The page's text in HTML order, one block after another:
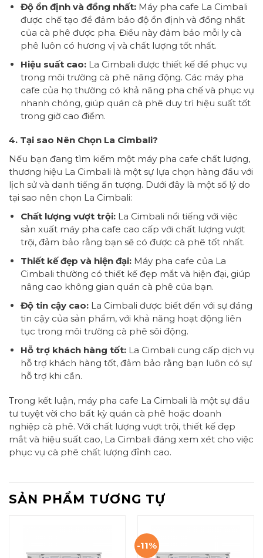
Độ ổn định và đồng nhất:Máy pha cafe La Cimbali
được chế tạo để đảm bảo độ ổn định và đồng nhất
của cà phê được pha. Điều này đảm bảo mỗi ly cà
phê luôn có hương vị và chất lượng tốt nhất.
Hiệu suất cao:La Cimbali được thiết kế để phục vụ
trong môi trường cà phê năng động. Các máy pha
cafe của họ thường có khả năng pha chế và phục vụ
nhanh chóng, giúp quán cà phê duy trì hiệu suất tốt
trong giờ cao điểm.
4. Tại sao Nên Chọn La Cimbali?
Nếu bạn đang tìm kiếm một máy pha cafe chất lượng,
thương hiệu La Cimbali là một sự lựa chọn hàng đầu với
lịch sử và danh tiếng ấn tượng. Dưới đây là một số lý do
tại sao nên chọn La Cimbali:
Chất lượng vượt trội:La Cimbali nổi tiếng với việc
sản xuất máy pha cafe cao cấp với chất lượng vượt
trội, đảm bảo rằng bạn sẽ có được cà phê tốt nhất.
Thiết kế đẹp và hiện đại:Máy pha cafe của La
Cimbali thường có thiết kế đẹp mắt và hiện đại, giúp
nâng cao không gian quán cà phê của bạn.
Độ tin cậy cao:La Cimbali được biết đến với sự đáng
tin cậy của sản phẩm, với khả năng hoạt động liên
tục trong môi trường cà phê sôi động.
Hỗ trợ khách hàng tốt:La Cimbali cung cấp dịch vụ
hỗ trợ khách hàng tốt, đảm bảo rằng bạn luôn có sự
hỗ trợ khi cần.
Trong kết luận, máy pha cafe La Cimbali là một sự đầu
tư tuyệt vời cho bất kỳ quán cà phê hoặc doanh
nghiệp cà phê. Với chất lượng vượt trội, thiết kế đẹp
mắt và hiệu suất cao, La Cimbali đáng xem xét cho việc
phục vụ cà phê chất lượng đỉnh cao.
SẢN PHẨM TƯƠNG TỰ
-11%